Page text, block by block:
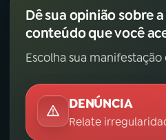
Dê sua opinião sobre
conteúdo que você
Escolha sua
DENÚNCIA
Relate